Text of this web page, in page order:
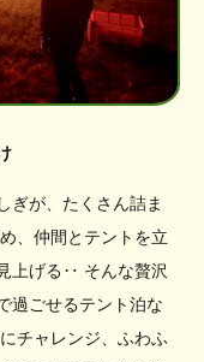
ぎが、たくさん詰ま
、仲間とテントを立
上げる‥ そんな贅沢
過ごせるテント泊な
チャレンジ、ふわふ